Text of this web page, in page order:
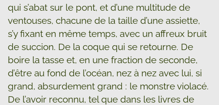
qui s’abat sur le pont, et d’une multitude de
ventouses, chacune de la taille d’une assiette,
s’y fixant en même temps, avec un affreux bruit
de succion. De la coque qui se retourne. De
boire la tasse et, en une fraction de seconde,
d’être au fond de l’océan, nez à nez avec lui, si
grand, absurdement grand : le monstre violacé.
De l’avoir reconnu, tel que dans les livres de